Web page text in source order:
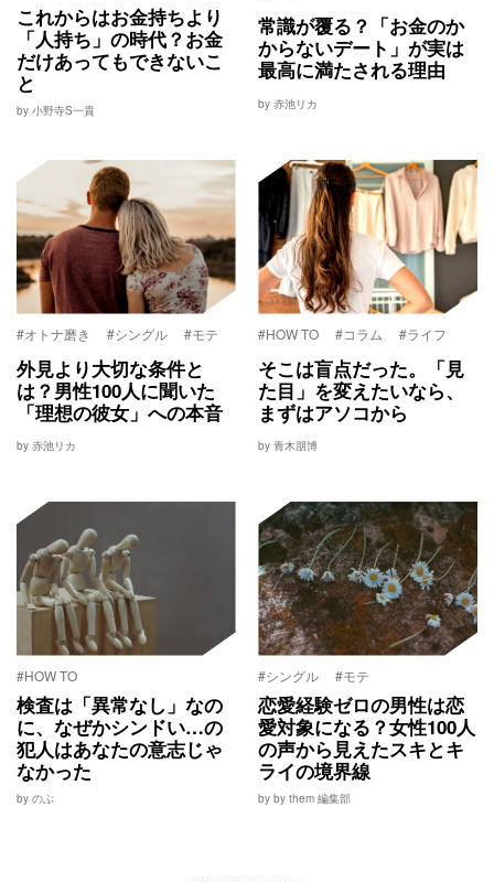
これからはお金持ちより
「人持ち」の時代？お金
だけあってもできないこ
と
by 小野寺S一貴
常識が覆る？「お金のか
からないデート」が実は
最高に満たされる理由
by 赤池リカ
#オトナ磨き #シングル #モテ
外見より大切な条件と
は？男性100人に聞いた
「理想の彼女」への本音
by 赤池リカ
#HOW TO #コラム #ライフ
そこは盲点だった。「見
た目」を変えたいなら、
まずはアソコから
by 青木朋博
#HOW TO
検査は「異常なし」なの
に、なぜかシンドい…の
犯人はあなたの意志じゃ
なかった
by のぶ
#シングル #モテ
恋愛経験ゼロの男性は恋
愛対象になる？女性100人
の声から見えたスキとキ
ライの境界線
by by them 編集部